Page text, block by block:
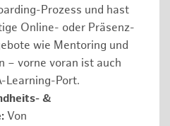
Prozess und hast
Online- oder Präsenz-
wie Mentoring und
– vorne voran ist auch
Learning-Port.
&
Von